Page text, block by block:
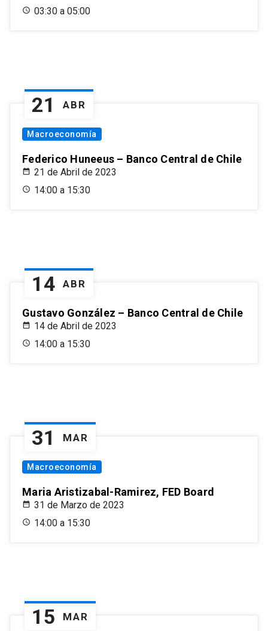
03:30 a 05:00
21 ABR
Macroeconomía
Federico Huneeus – Banco Central de Chile
21 de Abril de 2023
14:00 a 15:30
14 ABR
Gustavo González – Banco Central de Chile
14 de Abril de 2023
14:00 a 15:30
31 MAR
Macroeconomía
Maria Aristizabal-Ramirez, FED Board
31 de Marzo de 2023
14:00 a 15:30
15 MAR